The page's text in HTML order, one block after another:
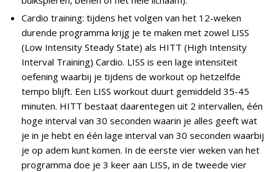
Cardio training: tijdens het volgen van het 12-weken
durende programma krijg je te maken met zowel LISS
(Low Intensity Steady State) als HITT (High Intensity
Interval Training) Cardio. LISS is een lage intensiteit
oefening waarbij je tijdens de workout op hetzelfde
tempo blijft. Een LISS workout duurt gemiddeld 35-45
minuten. HITT bestaat daarentegen uit 2 intervallen, één
hoge interval van 30 seconden waarin je alles geeft wat
je in je hebt en één lage interval van 30 seconden waarbij
je op adem kunt komen. In de eerste vier weken van het
programma doe je 3 keer aan LISS, in de tweede vier